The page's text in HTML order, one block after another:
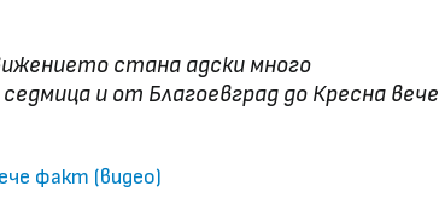
стана адски много
и от Благоевград до Кресна вече
факт (видео)